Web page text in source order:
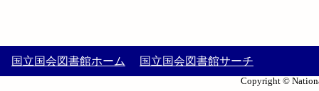
国立国会図書館ホーム 国立国会図書館サーチ
Copyright ©